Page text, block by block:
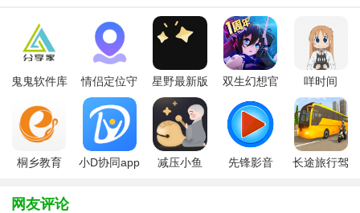
开启全民掌上千人在线攻城，战斗铸就王者霸业之路。随心
所欲的战斗模式、丰富多彩的故事情节、紧张刺激的boss挑
战、琳琅满目的霸气装备，带您体验不一样的传奇世界！
鬼鬼软件库
情侣定位守
护软件
星野最新版
双生幻想官
咩时间
桐乡教育
小D协同app
减压小鱼
先锋影音
长途旅行驾
网友评论